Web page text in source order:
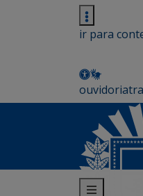
ir para
ouvidoria